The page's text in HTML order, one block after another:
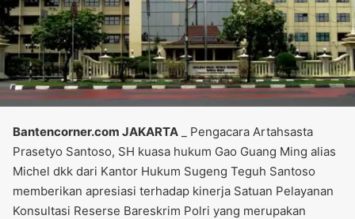
Bantencorner.com JAKARTA _ Pengacara Artahsasta
Prasetyo Santoso, SH kuasa hukum Gao Guang Ming alias
Michel dkk dari Kantor Hukum Sugeng Teguh Santoso
memberikan apresiasi terhadap kinerja Satuan Pelayanan
Konsultasi Reserse Bareskrim Polri yang merupakan